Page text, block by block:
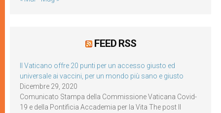
FEED RSS
Il Vaticano offre 20 punti per un accesso giusto ed
universale ai vaccini, per un mondo più sano e giusto
Dicembre 29, 2020
Comunicato Stampa della Commissione Vaticana Covid-
19 e della Pontificia Accademia per la Vita The post Il